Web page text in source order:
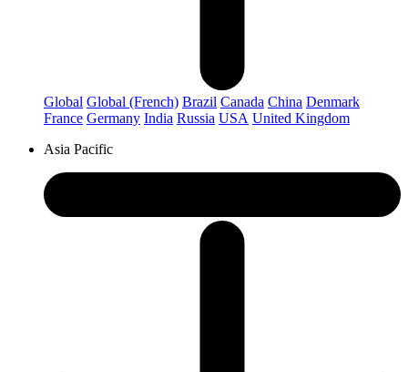
Global Global (French) Brazil Canada China Denmark
France Germany India Russia USA United Kingdom
Asia Pacific